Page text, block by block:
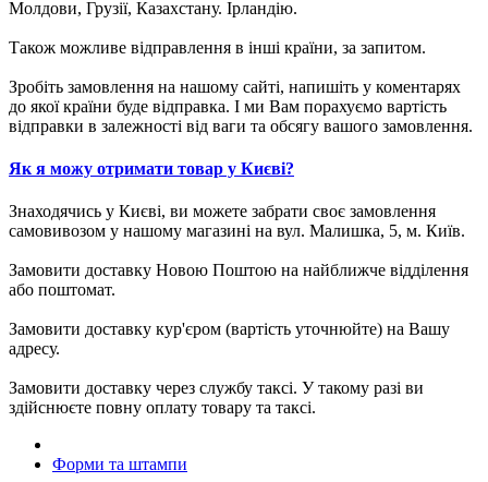
Молдови, Грузії, Казахстану. Ірландію.
Також можливе відправлення в інші країни, за запитом.
Зробіть замовлення на нашому сайті, напишіть у коментарях
до якої країни буде відправка. І ми Вам порахуємо вартість
відправки в залежності від ваги та обсягу вашого замовлення.
Як я можу отримати товар у Києві?
Знаходячись у Києві, ви можете забрати своє замовлення
самовивозом у нашому магазині на вул. Малишка, 5, м. Київ.
Замовити доставку Новою Поштою на найближче відділення
або поштомат.
Замовити доставку кур'єром (вартість уточнюйте) на Вашу
адресу.
Замовити доставку через службу таксі. У такому разі ви
здійснюєте повну оплату товару та таксі.
Форми та штампи